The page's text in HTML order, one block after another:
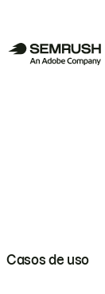
Casos de uso